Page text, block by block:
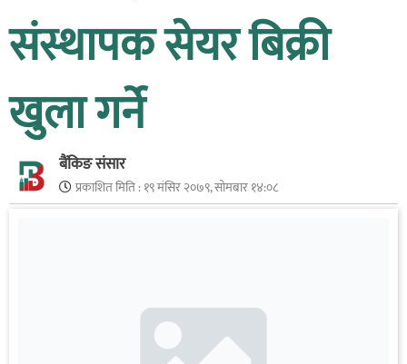
संस्थापक सेयर बिक्री
खुला गर्ने
बैंकिङ संसार
प्रकाशित मिति :१९ मंसिर २०७९, सोमबार १४:०८